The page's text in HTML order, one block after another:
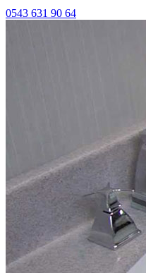
0543 631 90 64